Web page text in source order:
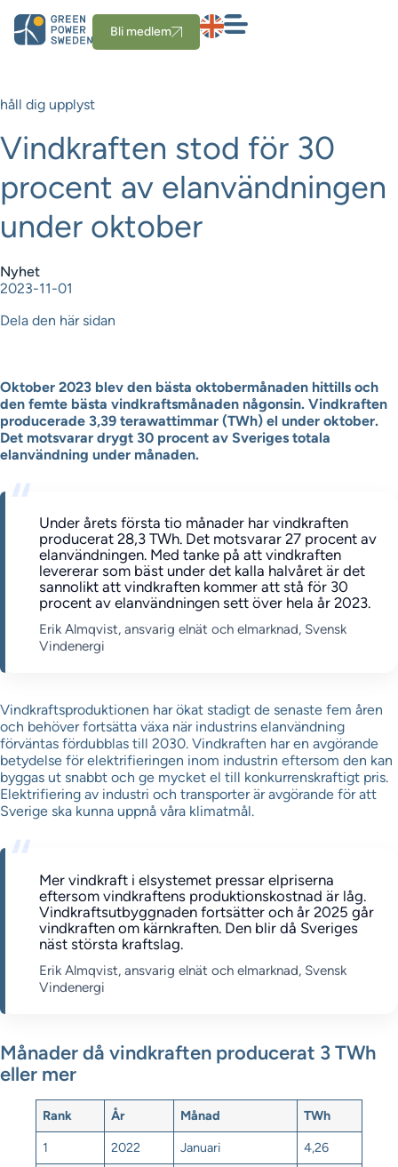
Bli medlem
håll dig upplyst
Vindkraften stod för 30
procent av elanvändningen
under oktober
Nyhet
2023-11-01
Dela den här sidan
Oktober 2023 blev den bästa oktobermånaden hittills och
den femte bästa vindkraftsmånaden någonsin. Vindkraften
producerade 3,39 terawattimmar (TWh) el under oktober.
Det motsvarar drygt 30 procent av Sveriges totala
elanvändning under månaden.
Under årets första tio månader har vindkraften
producerat 28,3 TWh. Det motsvarar 27 procent av
elanvändningen. Med tanke på att vindkraften
levererar som bäst under det kalla halvåret är det
sannolikt att vindkraften kommer att stå för 30
procent av elanvändningen sett över hela år 2023.
Erik Almqvist, ansvarig elnät och elmarknad, Svensk
Vindenergi
Vindkraftsproduktionen har ökat stadigt de senaste fem åren
och behöver fortsätta växa när industrins elanvändning
förväntas fördubblas till 2030. Vindkraften har en avgörande
betydelse för elektrifieringen inom industrin eftersom den kan
byggas ut snabbt och ge mycket el till konkurrenskraftigt pris.
Elektrifiering av industri och transporter är avgörande för att
Sverige ska kunna uppnå våra klimatmål.
Mer vindkraft i elsystemet pressar elpriserna
eftersom vindkraftens produktionskostnad är låg.
Vindkraftsutbyggnaden fortsätter och år 2025 går
vindkraften om kärnkraften. Den blir då Sveriges
näst största kraftslag.
Erik Almqvist, ansvarig elnät och elmarknad, Svensk
Vindenergi
Månader då vindkraften producerat 3 TWh
eller mer
Rank År Månad
TWh
1
2022 Januari
4,26